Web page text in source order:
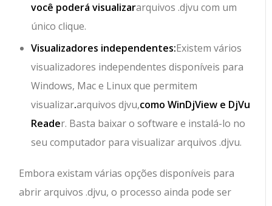
você poderá visualizararquivos .djvu com um
único clique.
Visualizadores independentes:Existem vários
visualizadores independentes disponíveis para
Windows, Mac e Linux que permitem
visualizar.arquivos djvu,como WinDjView e DjVu
Reader. Basta baixar o software e instalá-lo no
seu computador para visualizar arquivos .djvu.
Embora existam várias opções disponíveis para
abrir arquivos .djvu, o processo ainda pode ser